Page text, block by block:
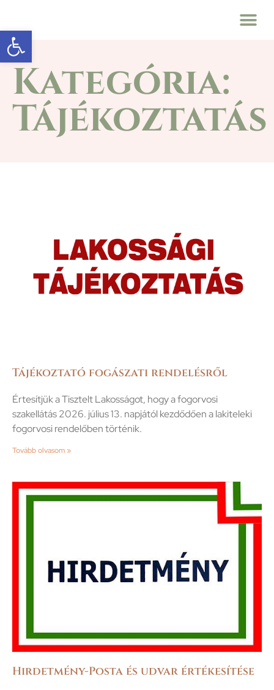
Eszköztár megnyitása
Kategória:
Tájékoztatás
Tájékoztató fogászati rendelésről
Értesítjük a Tisztelt Lakosságot, hogy a fogorvosi
szakellátás 2026. július 13. napjától kezdődően a lakiteleki
fogorvosi rendelőben történik.
Tovább olvasom »
Hirdetmény-Posta és udvar értékesítése